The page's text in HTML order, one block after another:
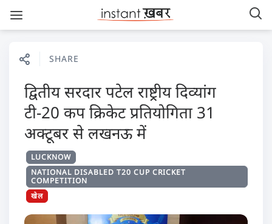
SHARE
द्वितीय सरदार पटेल राष्ट्रीय दिव्यांग
टी-20 कप क्रिकेट प्रतियोगिता 31
अक्टूबर से लखनऊ में
LUCKNOW
NATIONAL DISABLED T20 CUP CRICKET
COMPETITION
खेल